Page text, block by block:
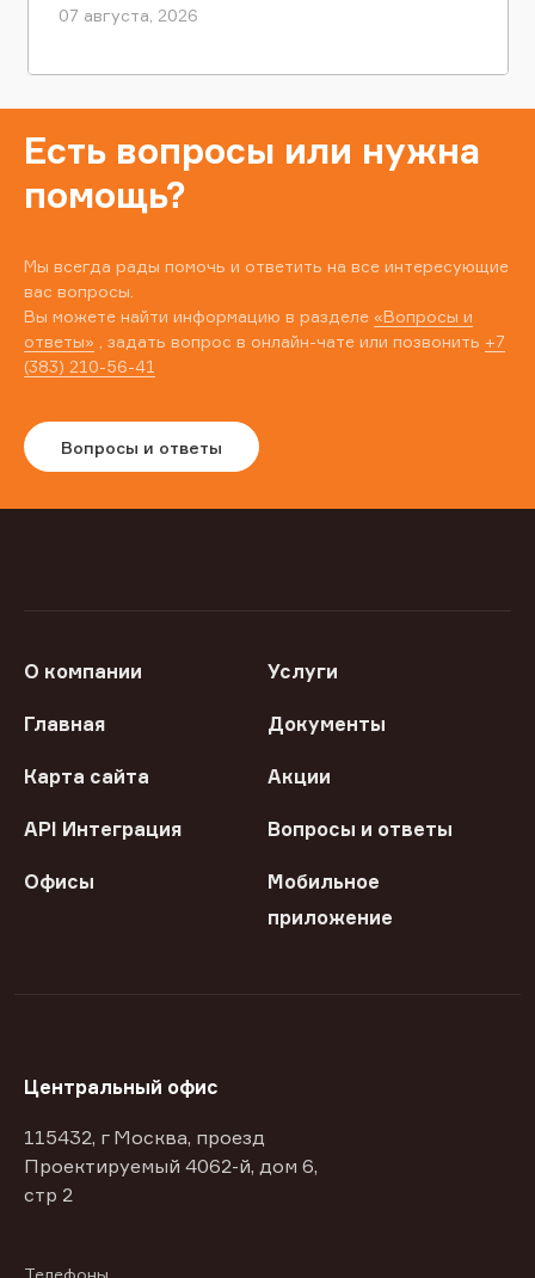
07 августа, 2026
Есть вопросы или нужна
помощь?
Мы всегда рады помочь и ответить на все интересующие
вас вопросы.
Вы можете найти информацию в разделе «Вопросы и
ответы» , задать вопрос в онлайн-чате или позвонить +7
(383) 210-56-41
Вопросы и ответы
О компании Услуги
Главная Документы
Карта сайта Акции
API Интеграция Вопросы и ответы
Офисы
Мобильное
приложение
Центральный офис
115432, г Москва, проезд
Проектируемый 4062-й, дом 6,
стр 2